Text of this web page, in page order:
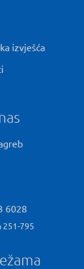
izvješća
6028
251-795